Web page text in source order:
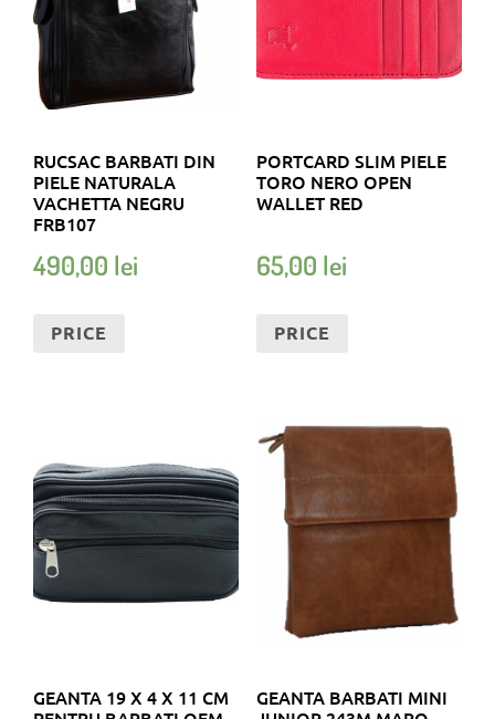
RUCSAC BARBATI DIN
PIELE NATURALA
VACHETTA NEGRU
FRB107
490,00 lei
PRICE
PORTCARD SLIM PIELE
TORO NERO OPEN
WALLET RED
65,00 lei
PRICE
GEANTA 19 X 4 X 11 CM
GEANTA BARBATI MINI